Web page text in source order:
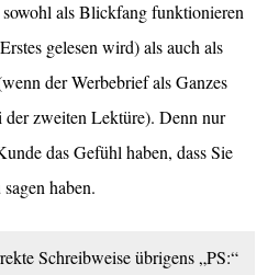
als Blickfang funktionieren
gelesen wird) als auch als
der Werbebrief als Ganzes
der zweiten Lektüre). Denn nur
das Gefühl haben, dass Sie
haben.
Schreibweise übrigens „PS:“